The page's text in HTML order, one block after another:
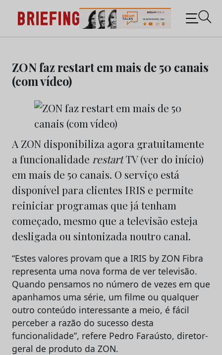
content
Briefing: Todas as notícias sobre os negócios do
Marketing e da Publicidade
ZON faz restart em mais de 50 canais
(com vídeo)
A ZON disponibiliza agora gratuitamente
a funcionalidade restartTV (ver do início)
em mais de 50 canais. O serviço está
disponível para clientes IRIS e permite
reiniciar programas que já tenham
começado, mesmo que a televisão esteja
desligada ou sintonizada noutro canal.
“Estes valores provam que a IRIS by ZON Fibra
representa uma nova forma de ver televisão.
Quando pensamos no número de vezes em que
apanhamos uma série, um filme ou qualquer
outro conteúdo interessante a meio, é fácil
perceber a razão do sucesso desta
funcionalidade”, refere Pedro Faraústo, diretor-
geral de produto da ZON.